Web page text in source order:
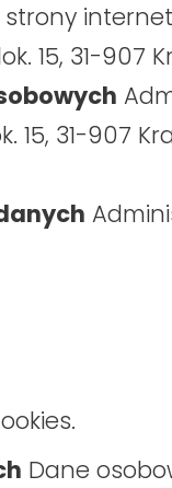
strony
15, 31-907
15, 31-907
Dane